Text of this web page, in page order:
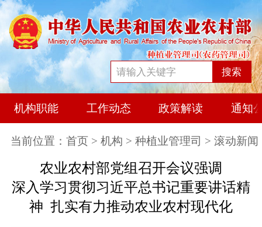
搜索
机构职能 工作动态 政策解读 通知
当前位置： 首页 > 机构 > 种植业管理司 > 滚动新闻
农业农村部党组召开会议强调
深入学习贯彻习近平总书记重要讲话精
神 扎实有力推动农业农村现代化